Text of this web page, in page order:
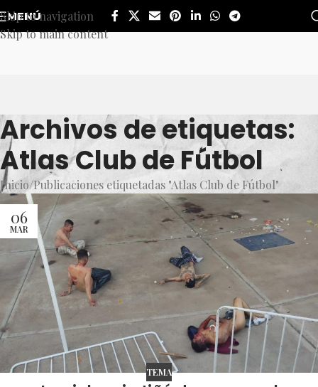
Skip to navigation
Skip to main content
MENÚ
Archivos de etiquetas:
Atlas Club de Fútbol
Inicio Publicaciones etiquetadas "Atlas Club de Fútbol"
06
MAR
TEMA